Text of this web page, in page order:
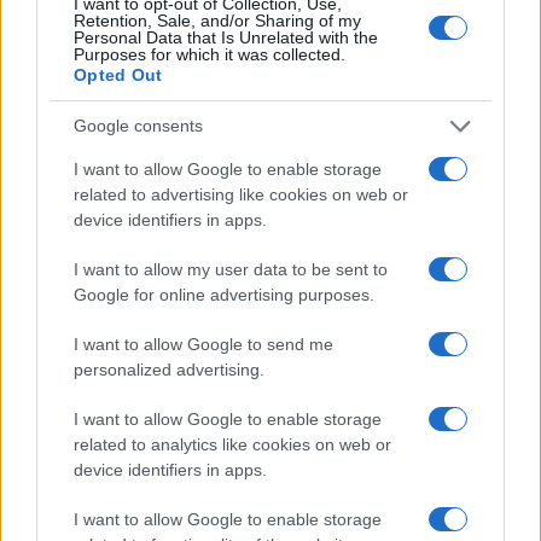
Retention, Sale, and/or Sharing of my
Personal Data that Is Unrelated with the
Purposes for which it was collected.
Opted Out
Google consents
I want to allow Google to enable storage
related to advertising like cookies on web or
device identifiers in apps.
I want to allow my user data to be sent to
Google for online advertising purposes.
I want to allow Google to send me
personalized advertising.
I want to allow Google to enable storage
related to analytics like cookies on web or
device identifiers in apps.
I want to allow Google to enable storage
miliő és a művészek közti kapcsolatok megannyi impulzust
kínáltak az impresszionizmus kialakulásának. E fogalom,
amely segít a művészettörténeti tájékozódásban,
korlátozza is az alkotók és az alkotások sokszerűségének
kifejezését. Az impresszionizmus nem visszamenőleg
használt jelző, már az 1900-as években leírta Ravel és
Ugyanakkor maga Debussy elutasította e skatulyát. Egy
helyütt így vall a zeneszerzés kérdéséről: „A szabadság
természeténél fogva szabad. Minden minket körülvevő zajt
vissza lehet adni. Megjeleníthető zeneileg minden, amit egy
kifinomult fül a környező világ ritmusából megragad.
Egyesek elsősorban a szabályokhoz szeretnének
alkalmazkodni. Ami engem illet, én csak azt szeretem
visszaadni, amit hallok.” A pillanatnyi benyomások újszerű